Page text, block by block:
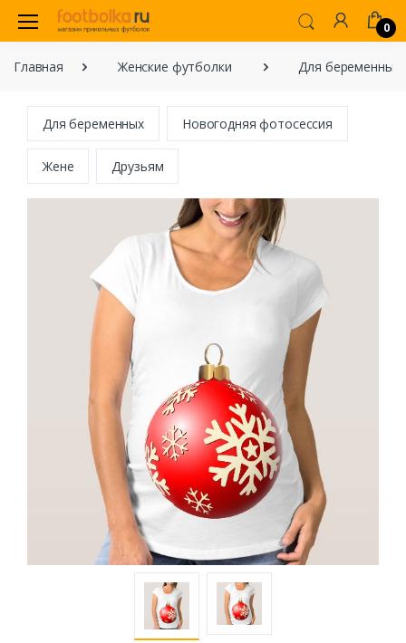
0
Главная Женские футболки Для беременных
Для беременных Новогодняя фотосессия
Жене Друзьям